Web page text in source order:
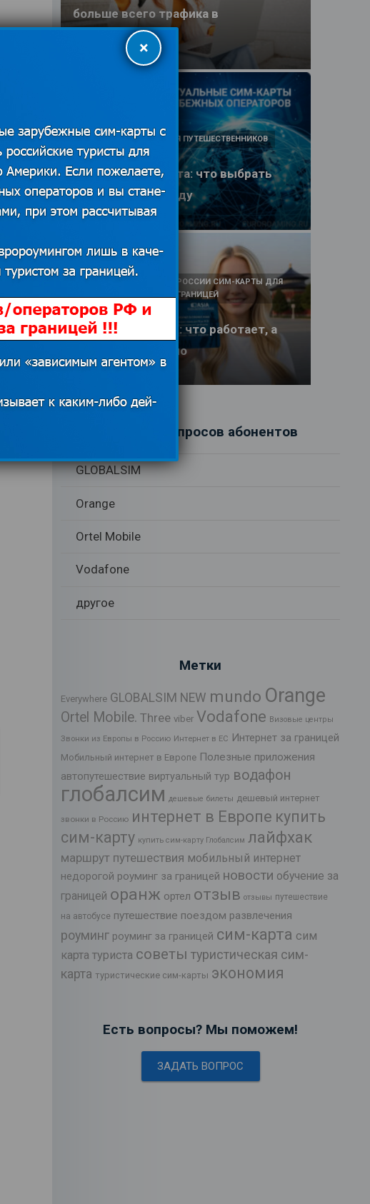
больше всего трафика в
путешествии
25.06.2026
eSIM или SIM-карта: что выбрать
туристу в 2026 году
ПОЛЕЗНЫЕ ОБЗОРЫ ДЛЯ ПУТЕШЕСТВЕННИКОВ
25.06.2026
Интернет в Китае: что работает, а
что заблокировано
КАК И У КОГО КУПИТЬ В РОССИИ СИМ-КАРТЫ ДЛЯ
ИНТЕРНЕТА И СВЯЗИ ЗА ГРАНИЦЕЙ
17.06.2026
Рубрики вопросов абонентов
GLOBALSIM
Orange
Ortel Mobile
Vodafone
другое
Метки
Everywhere GLOBALSIM NEW mundo Orange
Ortel Mobile. Three viber Vodafone Визовые центры
Звонки из Европы в Россию Интернет в ЕС Интернет за границей
Мобильный интернет в Европе Полезные приложения
автопутешествие виртуальный тур водафон
глобалсим дешевые билеты дешевый интернет
звонки в Россию интернет в Европе купить
сим-карту купить сим-карту Глобалсим лайфхак
маршрут путешествия мобильный интернет
недорогой роуминг за границей новости обучение за
границей оранж ортел отзыв отзывы путешествие
на автобусе путешествие поездом развлечения
роуминг роуминг за границей сим-карта сим
карта туриста советы туристическая сим-
карта туристические сим-карты экономия
Есть вопросы? Мы поможем!
ЗАДАТЬ ВОПРОС
×